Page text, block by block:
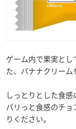
ゲーム内で果実と
た、バナナクリーム
しっとりとした食
パリっと食感のチ
りください。